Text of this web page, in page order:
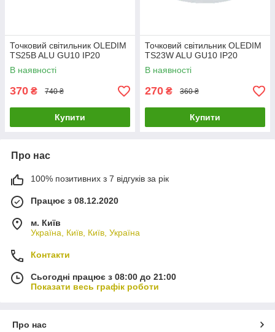
Точковий світильник OLEDIM
TS25B ALU GU10 IP20
В наявності
370 ₴ 740 ₴
Купити
Точковий світильник OLEDIM
TS23W ALU GU10 IP20
В наявності
270 ₴ 360 ₴
Купити
Про нас
100% позитивних з 7 відгуків за рік
Працює з 08.12.2020
м. Київ
Україна, Київ, Київ, Україна
Контакти
Сьогодні працює з 08:00 до 21:00
Показати весь графік роботи
Про нас